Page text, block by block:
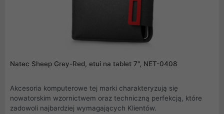
Natec Sheep Grey-Red, etui na tablet 7", NET-0408
Akcesoria komputerowe tej marki charakteryzują się
nowatorskim wzornictwem oraz techniczną perfekcją, które
zadowoli najbardziej wymagających Klientów.